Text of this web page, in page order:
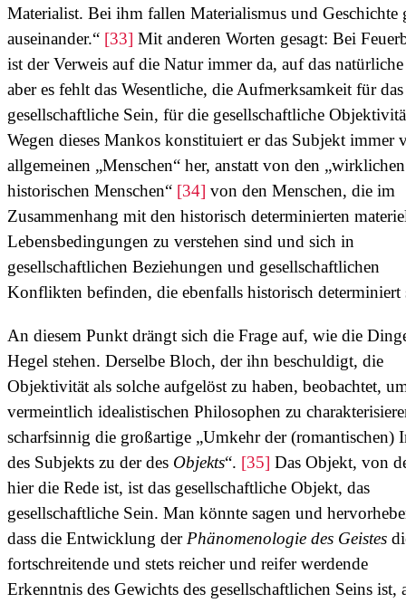
Materialist. Bei ihm fallen Materialismus und Geschichte
auseinander.“ [33] Mit anderen Worten gesagt: Bei
ist der Verweis auf die Natur immer da, auf das
aber es fehlt das Wesentliche, die Aufmerksamkeit für das
gesellschaftliche Sein, für die gesellschaftliche
Wegen dieses Mankos konstituiert er das Subjekt immer
allgemeinen „Menschen“ her, anstatt von den „wirklichen
historischen Menschen“ [34] von den Menschen, die im
Zusammenhang mit den historisch determinierten
Lebensbedingungen zu verstehen sind und sich in
gesellschaftlichen Beziehungen und gesellschaftlichen
Konflikten befinden, die ebenfalls historisch determiniert
An diesem Punkt drängt sich die Frage auf, wie die
Hegel stehen. Derselbe Bloch, der ihn beschuldigt, die
Objektivität als solche aufgelöst zu haben, beobachtet,
vermeintlich idealistischen Philosophen zu
scharfsinnig die großartige „Umkehr der (romantischen)
des Subjekts zu der des Objekts“. [35] Das Objekt, von
hier die Rede ist, ist das gesellschaftliche Objekt, das
gesellschaftliche Sein. Man könnte sagen und
dass die Entwicklung der Phänomenologie des Geistes
fortschreitende und stets reicher und reifer werdende
Erkenntnis des Gewichts des gesellschaftlichen Seins ist,